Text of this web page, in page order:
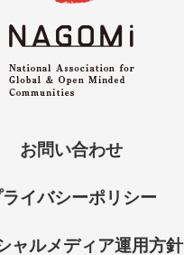
お問い合わせ
イバシーポリシー
ャルメディア運用方針